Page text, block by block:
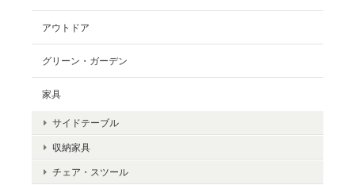
アウトドア
グリーン・ガーデン
家具
サイドテーブル
収納家具
チェア・スツール